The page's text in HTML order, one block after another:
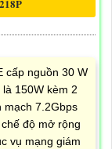
cấp nguồn 30 W
150W kèm 2
mạch 7.2Gbps
độ mở rộng
vụ mạng giám